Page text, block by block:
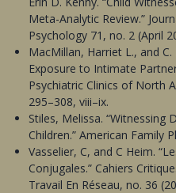
Meta-Analytic Review.”
Psychology 71, no. 2 (April
MacMillan, Harriet L., and C.
Exposure to Intimate
Psychiatric Clinics of North
295–308, viii–ix.
Stiles, Melissa. “Witnessing
Children.” American Family
Vasselier, C, and C Heim.
Conjugales.” Cahiers
Travail En Réseau, no. 36